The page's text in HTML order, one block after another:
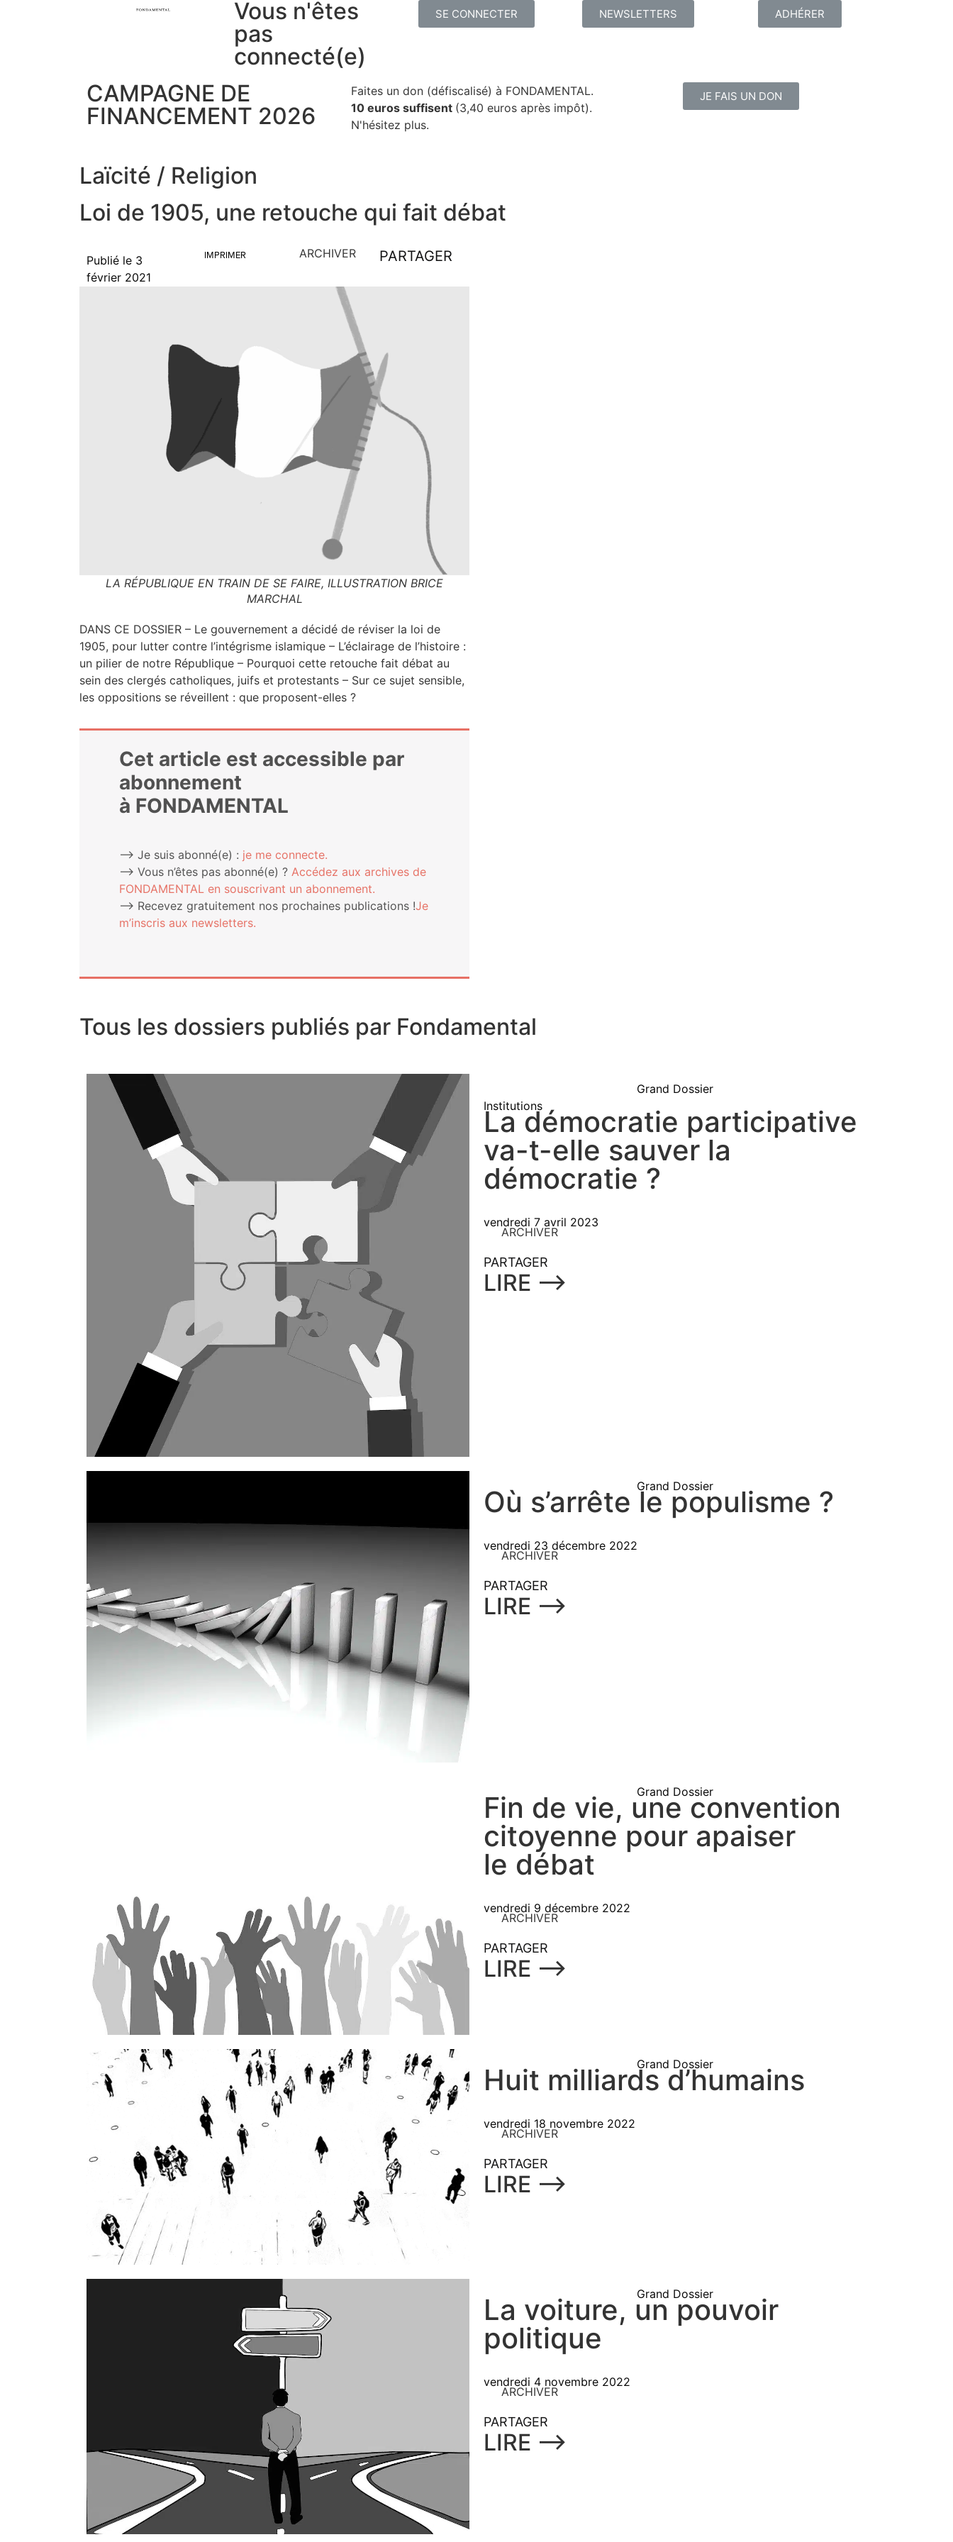
Vous n'êtes
pas
connecté(e)
SE CONNECTER NEWSLETTERS ADHÉRER
CAMPAGNE DE
FINANCEMENT 2026
Faites un don (défiscalisé) à FONDAMENTAL.
10 euros suffisent (3,40 euros après impôt).
N'hésitez plus.
JE FAIS UN DON
Laïcité / Religion
Loi de 1905, une retouche qui fait débat
Publié le 3
février 2021
IMPRIMER ARCHIVER PARTAGER
LA RÉPUBLIQUE EN TRAIN DE SE FAIRE, ILLUSTRATION BRICE
MARCHAL
DANS CE DOSSIER – Le gou­ver­ne­ment a déci­dé de révi­ser la loi de
1905, pour lut­ter contre l’in­té­grisme isla­mique – L’é­clai­rage de l’his­toire :
un pilier de notre Répu­blique – Pour­quoi cette retouche fait débat au
sein des cler­gés catho­liques, juifs et pro­tes­tants – Sur ce sujet sen­sible,
les oppo­si­tions se réveillent : que proposent-elles ?
Cet article est accessible par
abonnement
à FONDAMENTAL
⟶ Je suis abonné(e) : je me connecte.
⟶ Vous n’êtes pas abonné(e) ? Accé­dez aux archives de
FONDAMENTAL en sous­cri­vant un abonnement.
⟶ Rece­vez gra­tui­te­ment nos pro­chaines publi­ca­tions !Je
m’ins­cris aux newsletters.
Tous les dossiers publiés par Fondamental
Grand Dossier
Institutions
La démocratie participative
va-t-elle sauver la
démocratie ?
vendredi 7 avril 2023
ARCHIVER
PARTAGER
LIRE ⟶
Grand Dossier
Où s’arrête le populisme ?
vendredi 23 décembre 2022
ARCHIVER
PARTAGER
LIRE ⟶
Grand Dossier
Fin de vie, une convention
citoyenne pour apaiser
le débat
vendredi 9 décembre 2022
ARCHIVER
PARTAGER
LIRE ⟶
Grand Dossier
Huit milliards d’humains
vendredi 18 novembre 2022
ARCHIVER
PARTAGER
LIRE ⟶
Grand Dossier
La voiture, un pouvoir
politique
vendredi 4 novembre 2022
ARCHIVER
PARTAGER
LIRE ⟶